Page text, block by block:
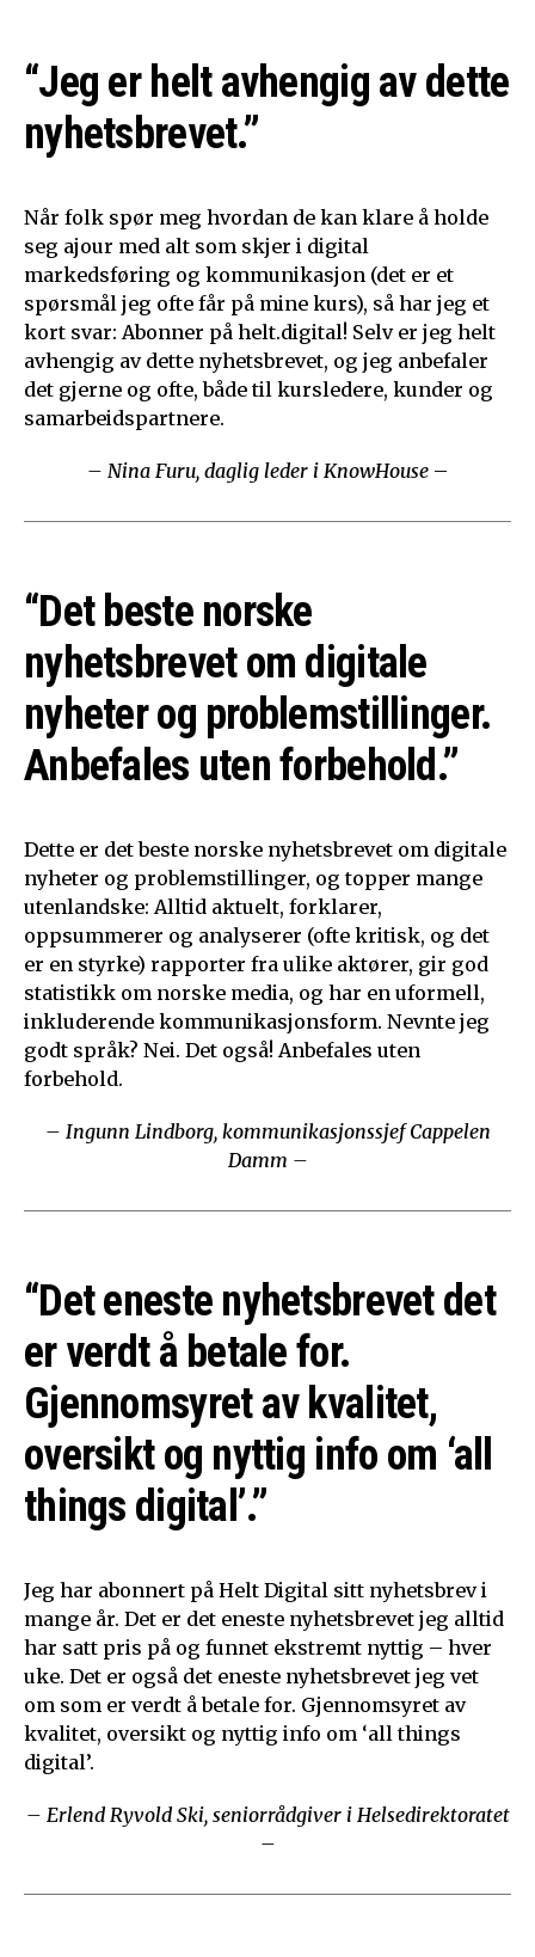
“Jeg er helt avhengig av dette
nyhetsbrevet.”
Når folk spør meg hvordan de kan klare å holde
seg ajour med alt som skjer i digital
markedsføring og kommunikasjon (det er et
spørsmål jeg ofte får på mine kurs), så har jeg et
kort svar: Abonner på helt.digital! Selv er jeg helt
avhengig av dette nyhetsbrevet, og jeg anbefaler
det gjerne og ofte, både til kursledere, kunder og
samarbeidspartnere.
– Nina Furu, daglig leder i KnowHouse –
“Det beste norske
nyhetsbrevet om digitale
nyheter og problemstillinger.
Anbefales uten forbehold.”
Dette er det beste norske nyhetsbrevet om digitale
nyheter og problemstillinger, og topper mange
utenlandske: Alltid aktuelt, forklarer,
oppsummerer og analyserer (ofte kritisk, og det
er en styrke) rapporter fra ulike aktører, gir god
statistikk om norske media, og har en uformell,
inkluderende kommunikasjonsform. Nevnte jeg
godt språk? Nei. Det også! Anbefales uten
forbehold.
– Ingunn Lindborg, kommunikasjonssjef Cappelen
Damm –
“Det eneste nyhetsbrevet det
er verdt å betale for.
Gjennomsyret av kvalitet,
oversikt og nyttig info om ‘all
things digital’.”
Jeg har abonnert på Helt Digital sitt nyhetsbrev i
mange år. Det er det eneste nyhetsbrevet jeg alltid
har satt pris på og funnet ekstremt nyttig – hver
uke. Det er også det eneste nyhetsbrevet jeg vet
om som er verdt å betale for. Gjennomsyret av
kvalitet, oversikt og nyttig info om ‘all things
digital’.
– Erlend Ryvold Ski, seniorrådgiver i Helsedirektoratet
–